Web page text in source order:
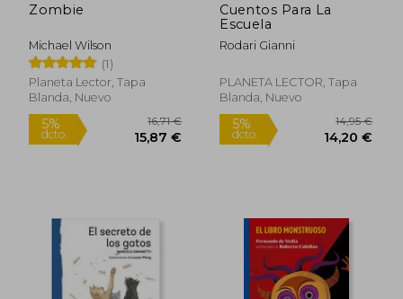
Zombie
Michael Wilson
(1)
Planeta Lector, Tapa
Blanda, Nuevo
Cuentos Para La
Escuela
Rodari Gianni
PLANETA LECTOR, Tapa
Blanda, Nuevo